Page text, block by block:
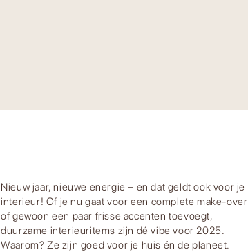
Nieuw jaar, nieuwe energie – en dat geldt ook voor je
interieur! Of je nu gaat voor een complete make-over
of gewoon een paar frisse accenten toevoegt,
duurzame interieuritems zijn dé vibe voor 2025.
Waarom? Ze zijn goed voor je huis én de planeet.